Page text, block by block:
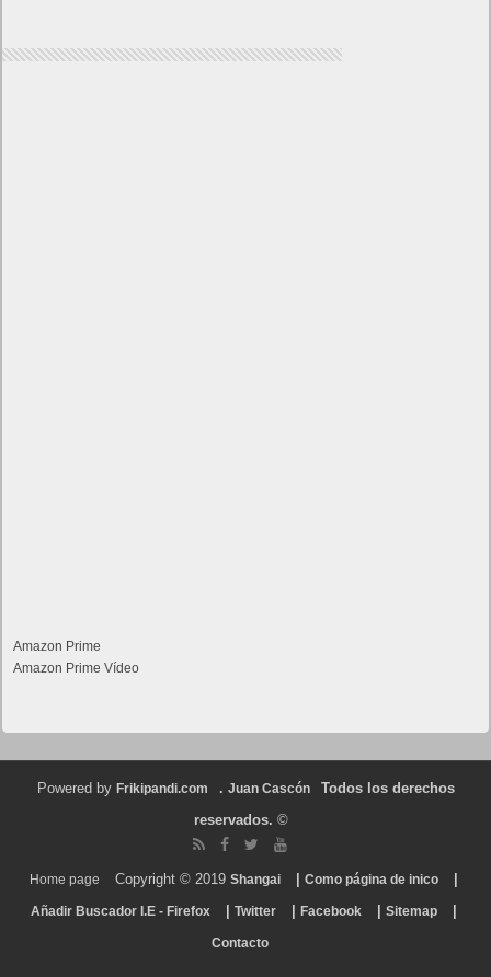
Amazon Prime
Amazon Prime Vídeo
Powered by Frikipandi.com . Juan Cascón
Todos los derechos
reservados. ©
Home page Copyright © 2019 Shangai Como página de inico
Añadir Buscador I.E - Firefox Twitter Facebook Sitemap
Contacto